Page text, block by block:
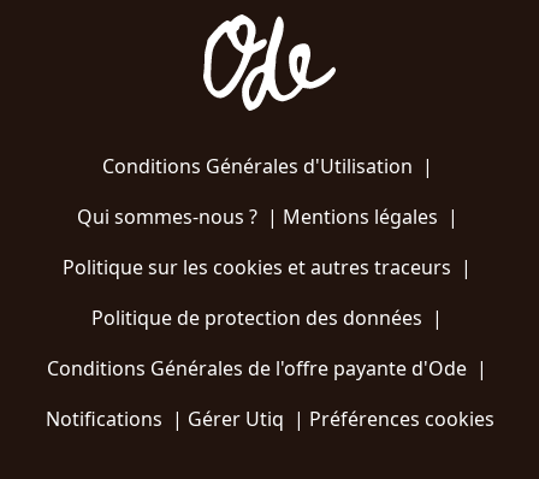
Conditions Générales d'Utilisation |
Qui sommes-nous ?| Mentions légales |
Politique sur les cookies et autres traceurs |
Politique de protection des données |
Conditions Générales de l'offre payante d'Ode |
Notifications | Gérer Utiq | Préférences cookies